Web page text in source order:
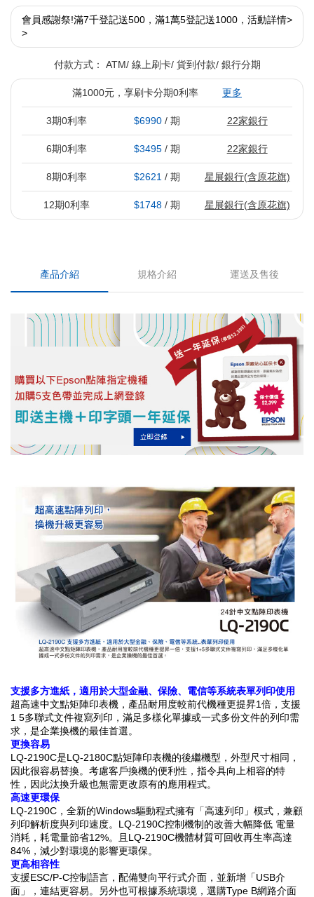
會員感謝祭!滿7千登記送500，滿1萬5登記送1000，活動詳情>
>
付款方式： ATM 線上刷卡 貨到付款 銀行分期
滿1000元，享刷卡分期0利率 更多
3期0利率 $6990/ 期 22家銀行
6期0利率 $3495/ 期 22家銀行
8期0利率 $2621 / 期 星展銀行(含原花旗)
12期0利率 $1748/ 期 星展銀行(含原花旗)
產品介紹 規格介紹 運送及售後
支援多方進紙，適用於大型金融、保險、電信等系統表單列印使用
超高速中文點矩陣印表機，產品耐用度較前代機種更提昇1倍，支援
1 5多聯式文件複寫列印，滿足多樣化單據或一式多份文件的列印需
求，是企業換機的最佳首選。
更換容易
LQ-2190C是LQ-2180C點矩陣印表機的後繼機型，外型尺寸相同，
因此很容易替換。考慮客戶換機的便利性，指令具向上相容的特
性，因此汰換升級也無需更改原有的應用程式。
高速更環保
LQ-2190C，全新的Windows驅動程式擁有「高速列印」模式，兼顧
列印解析度與列印速度。LQ-2190C控制機制的改善大幅降低 電量
消耗，耗電量節省12%。且LQ-2190C機體材質可回收再生率高達
84%，減少對環境的影響更環保。
更高相容性
支援ESC/P-C控制語言，配備雙向平行式介面，並新增「USB介
面」，連結更容易。另外也可根據系統環境，選購Type B網路介面